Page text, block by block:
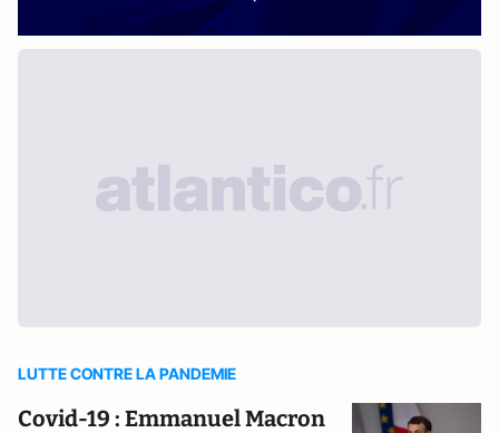
LUTTE CONTRE LA PANDEMIE
Covid-19 : Emmanuel Macron